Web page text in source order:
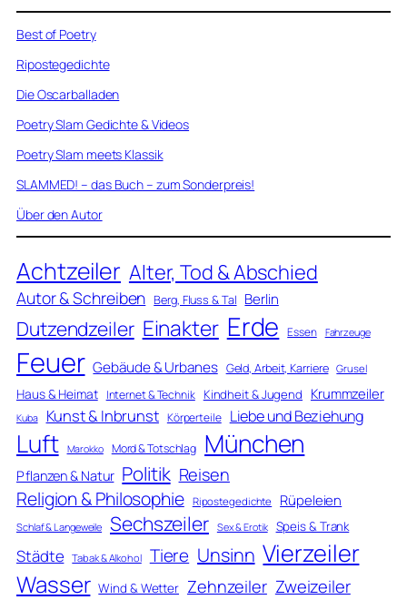
Best of Poetry
Ripostegedichte
Die Oscarballaden
Poetry Slam Gedichte & Videos
Poetry Slam meets Klassik
SLAMMED! – das Buch – zum Sonderpreis!
Über den Autor
Achtzeiler Alter, Tod & Abschied
Autor & Schreiben Berg, Fluss & Tal Berlin
Dutzendzeiler Einakter Erde Essen Fahrzeuge
Feuer Gebäude & Urbanes Geld, Arbeit, Karriere Grusel
Haus & Heimat Internet & Technik Kindheit & Jugend Krummzeiler
Kuba Kunst & Inbrunst Körperteile Liebe und Beziehung
Luft Marokko Mord & Totschlag München
Pflanzen & Natur Politik Reisen
Religion & Philosophie Ripostegedichte Rüpeleien
Schlaf & Langeweile Sechszeiler Sex & Erotik Speis & Trank
Städte Tabak & Alkohol Tiere Unsinn Vierzeiler
Wasser Wind & Wetter Zehnzeiler Zweizeiler